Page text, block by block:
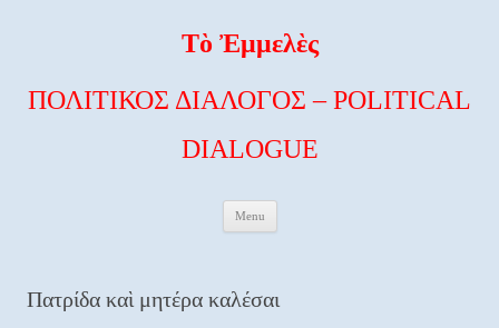
Τὸ Ἐμμελὲς
ΠΟΛΙΤΙΚΟΣ ΔΙΑΛΟΓΟΣ – POLITICAL
DIALOGUE
Menu
Πατρίδα καὶ μητέρα καλέσαι